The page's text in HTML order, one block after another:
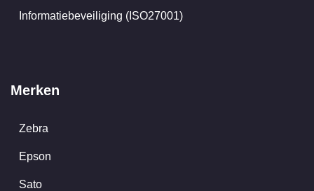
Informatiebeveiliging (ISO27001)
Merken
Zebra
Epson
Sato